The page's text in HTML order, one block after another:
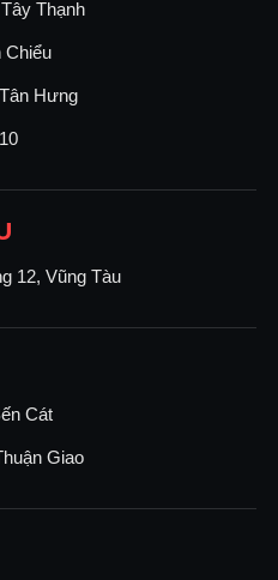
Thạnh
Chiểu
Hưng
12, Vũng Tàu
Cát
Giao